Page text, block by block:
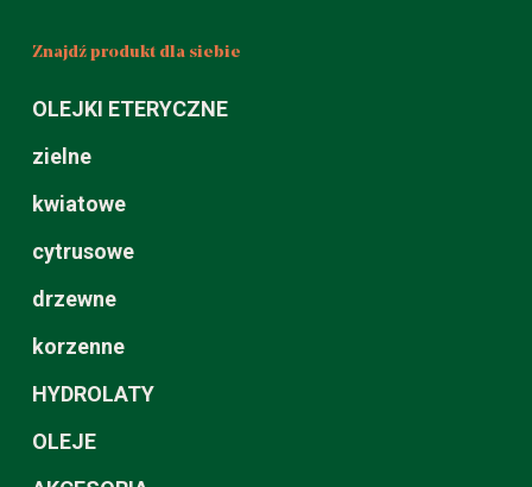
Znajdź produkt dla siebie
OLEJKI ETERYCZNE
zielne
kwiatowe
cytrusowe
drzewne
korzenne
HYDROLATY
OLEJE